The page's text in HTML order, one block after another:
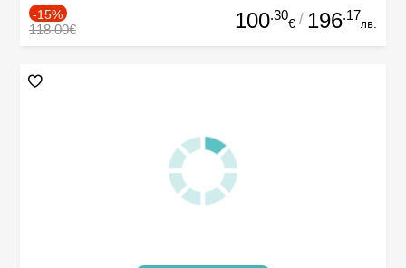
-15%
118.00€ 100.30
€ / 196.17
лв.